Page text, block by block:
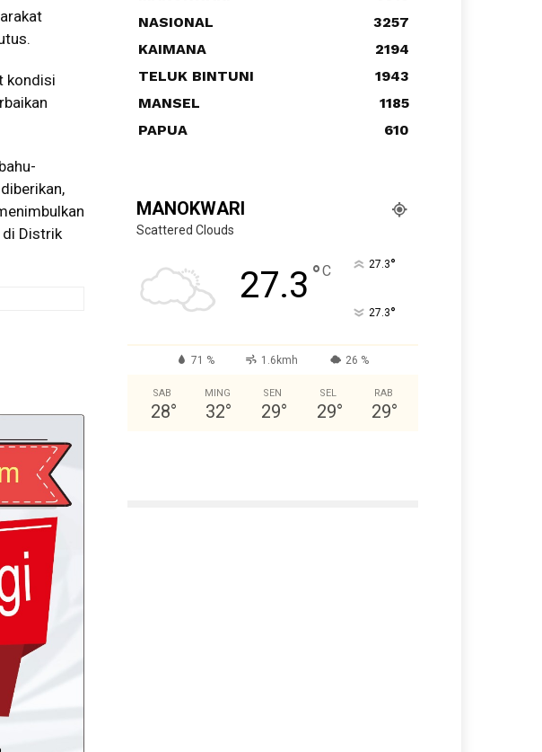
kondisi
Distrik
NASIONAL
3257
KAIMANA
2194
TELUK BINTUNI
1943
MANSEL
1185
PAPUA
610
MANOKWARI
Scattered Clouds
27.3 °C 27.3°
27.3°
71 % 1.6kmh 26 %
SAB
28°
MING
32°
SEN
29°
SEL
29°
RAB
29°